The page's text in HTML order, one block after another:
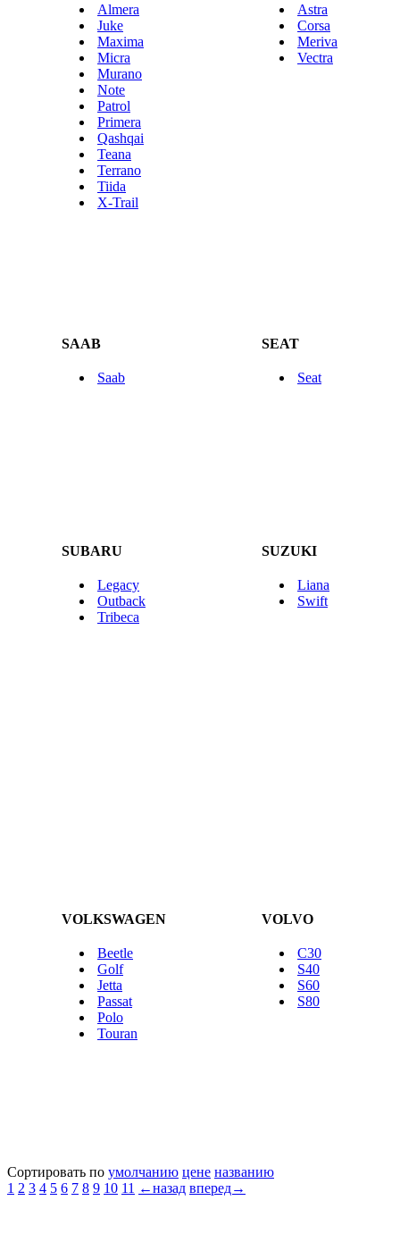
Almera
Juke
Maxima
Micra
Murano
Note
Patrol
Primera
Qashqai
Teana
Terrano
Tiida
X-Trail
Astra
Corsa
Meriva
Vectra
SAAB SEAT
Saab Seat
SUBARU SUZUKI
Legacy
Outback
Tribeca
Liana
Swift
VOLKSWAGEN VOLVO
Beetle
Golf
Jetta
Passat
Polo
Touran
C30
S40
S60
S80
Сортировать по умолчанию цене названию
1 2 3 4 5 6 7 8 9 10 11 ←назад вперед→